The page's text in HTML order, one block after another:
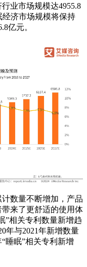
业市场规模达4955.8
经济市场规模将保持
亿元。
数量不断增加，产品
来了更舒适的使用体
”相关专利数量新增趋
年与2021年新增数量
睡眠”相关专利新增